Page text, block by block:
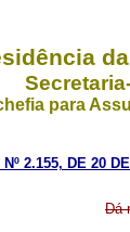
para
Nº 2.155, DE 20
Dá